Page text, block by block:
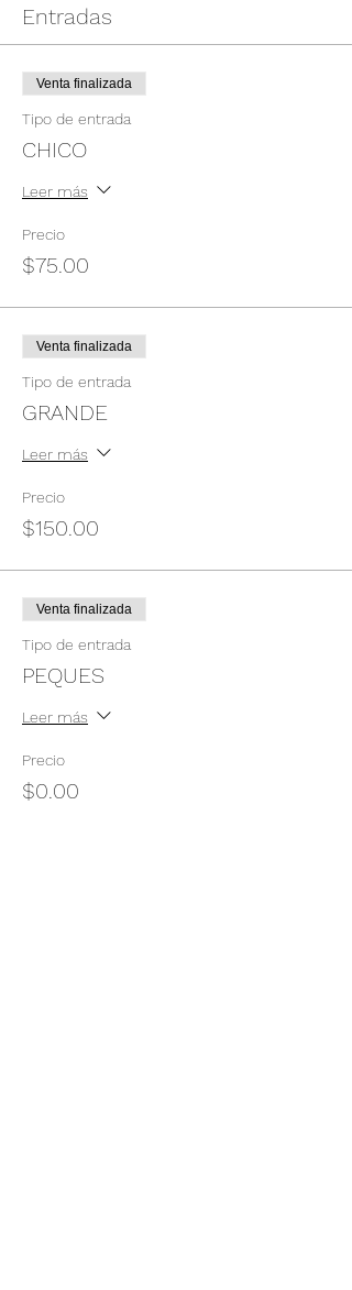
Entradas
Venta finalizada
Tipo de entrada
CHICO
Leer más
Precio
$75.00
Venta finalizada
Tipo de entrada
GRANDE
Leer más
Precio
$150.00
Venta finalizada
Tipo de entrada
PEQUES
Leer más
Precio
$0.00